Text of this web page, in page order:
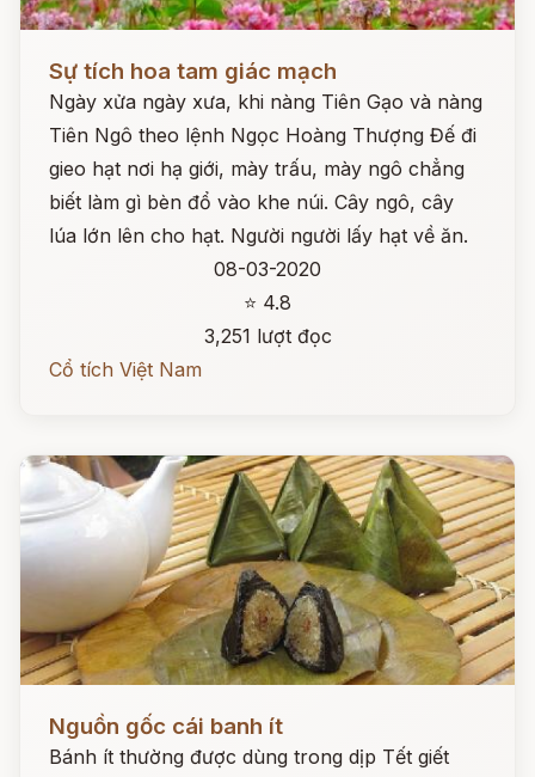
Sự tích hoa tam giác mạch
Ngày xửa ngày xưa, khi nàng Tiên Gạo và nàng
Tiên Ngô theo lệnh Ngọc Hoàng Thượng Đế đi
gieo hạt nơi hạ giới, mày trấu, mày ngô chẳng
biết làm gì bèn đổ vào khe núi. Cây ngô, cây
lúa lớn lên cho hạt. Người người lấy hạt về ăn.
08-03-2020
⭐ 4.8
3,251 lượt đọc
Cổ tích Việt Nam
Đọc ngay
Nguồn gốc cái banh ít
Bánh ít thường được dùng trong dịp Tết giết